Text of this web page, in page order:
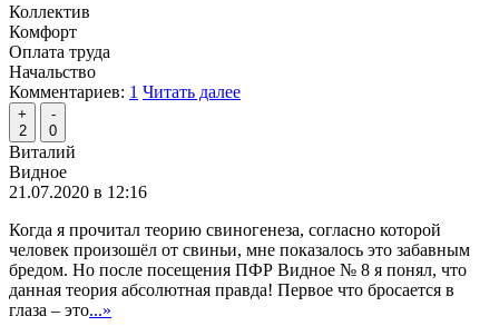
Коллектив
Комфорт
Оплата труда
Начальство
Комментариев: 1 Читать далее
+
2
-
0
Виталий
Видное
21.07.2020 в 12:16
Когда я прочитал теорию свиногенеза, согласно которой
человек произошёл от свиньи, мне показалось это забавным
бредом. Но после посещения ПФР Видное № 8 я понял, что
данная теория абсолютная правда! Первое что бросается в
глаза – это...»